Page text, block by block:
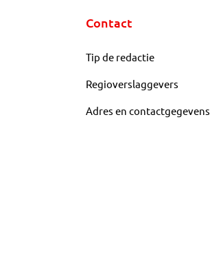
Contact
Tip de redactie
Regioverslaggevers
Adres en contactgegevens